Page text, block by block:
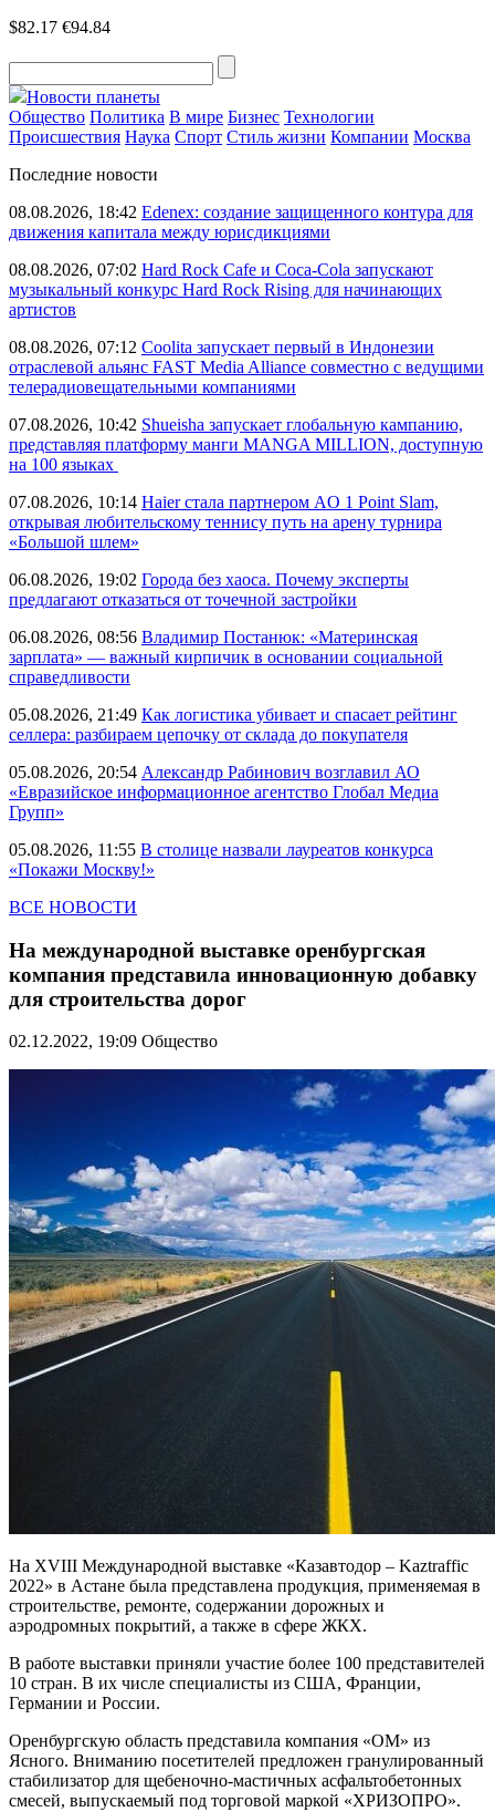
$82.17 €94.84
Новости планеты
Общество Политика В мире Бизнес Технологии
Происшествия Наука Спорт Стиль жизни Компании Москва
Последние новости
08.08.2026, 18:42 Edenex: создание защищенного контура для
движения капитала между юрисдикциями
08.08.2026, 07:02 Hard Rock Cafe и Coca-Cola запускают
музыкальный конкурс Hard Rock Rising для начинающих
артистов
08.08.2026, 07:12 Coolita запускает первый в Индонезии
отраслевой альянс FAST Media Alliance совместно с ведущими
телерадиовещательными компаниями
07.08.2026, 10:42 Shueisha запускает глобальную кампанию,
представляя платформу манги MANGA MILLION, доступную
на 100 языках
07.08.2026, 10:14 Haier стала партнером AO 1 Point Slam,
открывая любительскому теннису путь на арену турнира
«Большой шлем»
06.08.2026, 19:02 Города без хаоса. Почему эксперты
предлагают отказаться от точечной застройки
06.08.2026, 08:56 Владимир Постанюк: «Материнская
зарплата» — важный кирпичик в основании социальной
справедливости
05.08.2026, 21:49 Как логистика убивает и спасает рейтинг
селлера: разбираем цепочку от склада до покупателя
05.08.2026, 20:54 Александр Рабинович возглавил АО
«Евразийское информационное агентство Глобал Медиа
Групп»
05.08.2026, 11:55 В столице назвали лауреатов конкурса
«Покажи Москву!»
ВСЕ НОВОСТИ
На международной выставке оренбургская
компания представила инновационную добавку
для строительства дорог
02.12.2022, 19:09 Общество
На XVIII Международной выставке «Казавтодор – Kaztraffic
2022» в Астане была представлена продукция, применяемая в
строительстве, ремонте, содержании дорожных и
аэродромных покрытий, а также в сфере ЖКХ.
В работе выставки приняли участие более 100 представителей
10 стран. В их числе специалисты из США, Франции,
Германии и России.
Оренбургскую область представила компания «ОМ» из
Ясного. Вниманию посетителей предложен гранулированный
стабилизатор для щебеночно-мастичных асфальтобетонных
смесей, выпускаемый под торговой маркой «ХРИЗОПРО».